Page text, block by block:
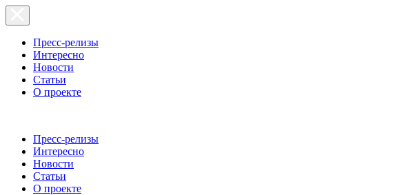
Пресс-релизы
Интересно
Новости
Статьи
О проекте
Пресс-релизы
Интересно
Новости
Статьи
О проекте